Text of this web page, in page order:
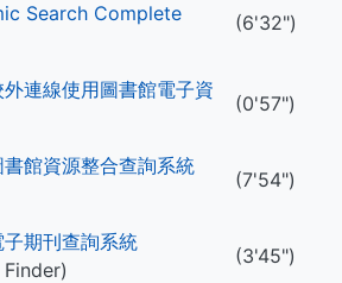
Search Complete
(6'32")
外連線使用圖書館電子資
(0'57")
書館資源整合查詢系統
(7'54")
子期刊查詢系統
(3'45")